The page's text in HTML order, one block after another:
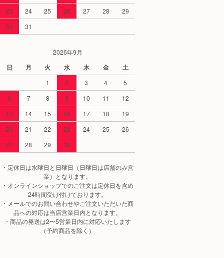
23
24 25 26 27 28
29
30
31
2026年9月
日 月 火 水 木 金 土
1 2 3 4
5
6
7 8 9 10 11
12
13
14 15 16 17 18
19
20
21 22 23 24 25
26
27
28 29 30
・定休日は水曜日と日曜日（日曜日は店舗のみ営
業）となります。
・オンラインショップでのご注文は定休日を含め
24時間受け付けております。
・メールでのお問い合わせやご注文いただいた商
品への対応は当店営業日内となります。
・商品の発送は2〜5営業日内に対応いたします
（予約商品を除く）